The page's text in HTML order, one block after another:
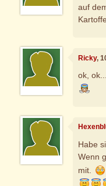
auf
Ricky,
ok,
Habe
Wenn
mit.